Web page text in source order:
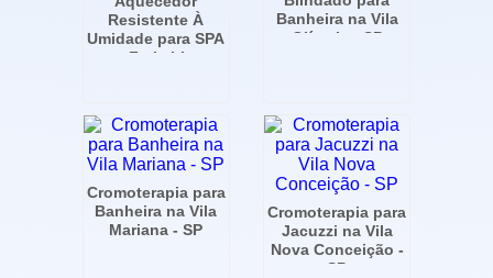
Resistente À
Umidade para SPA
na Faria Lima
Banheira na Vila
Olímpia - SP
Cromoterapia para
Banheira na Vila
Mariana - SP
Cromoterapia para
Jacuzzi na Vila
Nova Conceição -
SP